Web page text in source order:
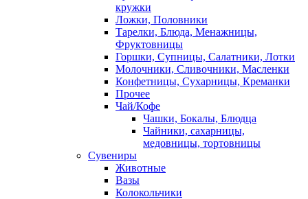
кружки
Ложки, Половники
Тарелки, Блюда, Менажницы,
Фруктовницы
Горшки, Супницы, Салатники, Лотки
Молочники, Сливочники, Масленки
Конфетницы, Сухарницы, Креманки
Прочее
Чай/Кофе
Чашки, Бокалы, Блюдца
Чайники, сахарницы,
медовницы, тортовницы
Сувениры
Животные
Вазы
Колокольчики